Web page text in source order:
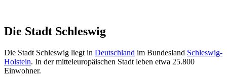
Die Stadt Schleswig
Die Stadt Schleswig liegt in Deutschland im Bundesland Schleswig-
Holstein. In der mitteleuropäischen Stadt leben etwa 25.800
Einwohner.